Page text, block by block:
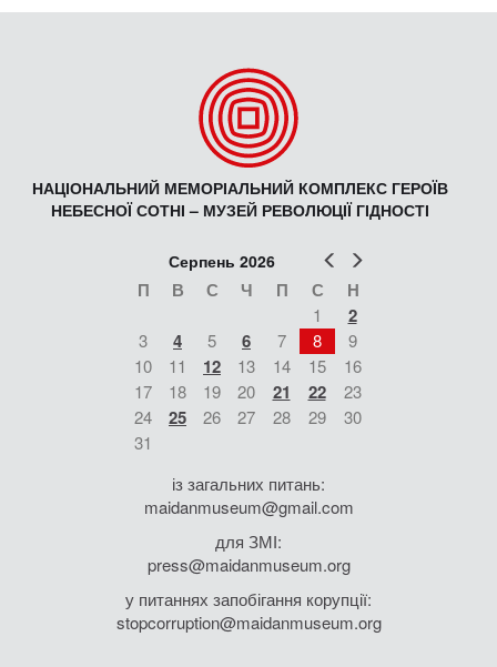
НАЦІОНАЛЬНИЙ МЕМОРІАЛЬНИЙ КОМПЛЕКС ГЕРОЇВ
НЕБЕСНОЇ СОТНІ – МУЗЕЙ РЕВОЛЮЦІЇ ГІДНОСТІ
Попер
Серпень 2026
П В С Ч П С Н
1 2
3 4 5 6 7 8
9
10
11 12 13 14 15
16
17
18 19 20 21 22
23
24
25 26 27 28 29
30
31
із загальних питань:
maidanmuseum@gmail.com
для ЗМІ:
press@maidanmuseum.org
у питаннях запобігання корупції:
stopcorruption@maidanmuseum.org